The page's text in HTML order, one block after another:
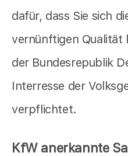
dafür, dass Sie sich
vernünftigen Qualität
der Bundesrepublik
Interresse der
verpflichtet.
KfW anerkannte